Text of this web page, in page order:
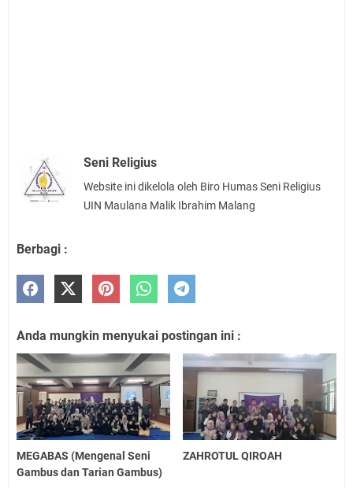
Seni Religius
Website ini dikelola oleh Biro Humas Seni Religius
UIN Maulana Malik Ibrahim Malang
Berbagi :
Anda mungkin menyukai postingan ini :
MEGABAS (Mengenal Seni
Gambus dan Tarian Gambus)
ZAHROTUL QIROAH